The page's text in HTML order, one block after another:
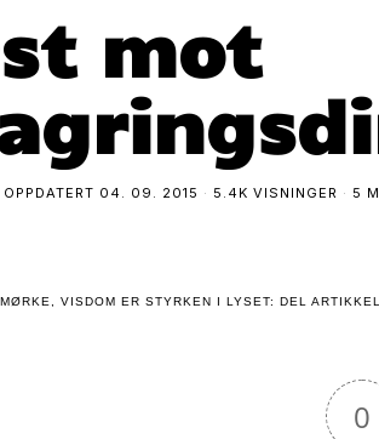
mot
OPPDATERT 04. 09. 2015 5.4K VISNINGER 5
VISDOM ER STYRKEN I LYSET: DEL
0